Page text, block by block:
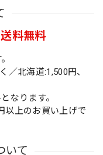
料無料
／北海道:1,500円、
なります。
以上のお買い上げで
いて